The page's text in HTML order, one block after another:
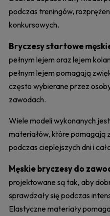
podczas treningów,
konkursowych.
Bryczesy startowe
pełnym lejem oraz lejem
pełnym lejem pomagają
często wybierane przez
zawodach.
Wiele modeli wykonanych
materiałów, które pomagają
podczas cieplejszych dni i
Męskie bryczesy do
projektowane są tak, aby
sprawdzały się podczas
Elastyczne materiały